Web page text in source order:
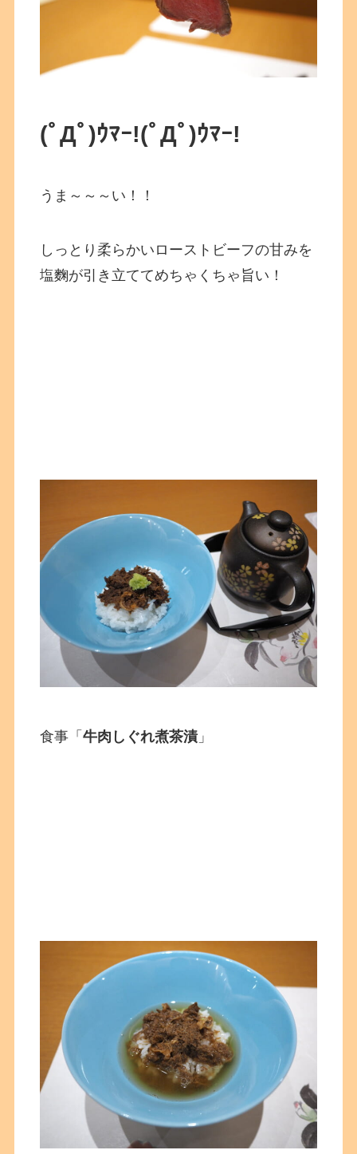
(ﾟДﾟ)ｳﾏｰ!(ﾟДﾟ)ｳﾏｰ!
うま～～～い！！
しっとり柔らかいローストビーフの甘みを
塩麴が引き立ててめちゃくちゃ旨い！
食事「牛肉しぐれ煮茶漬 」